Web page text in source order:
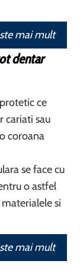
mai mult
dentar
ce
cariati sau
coroana
se face cu
o astfel
si
mai mult